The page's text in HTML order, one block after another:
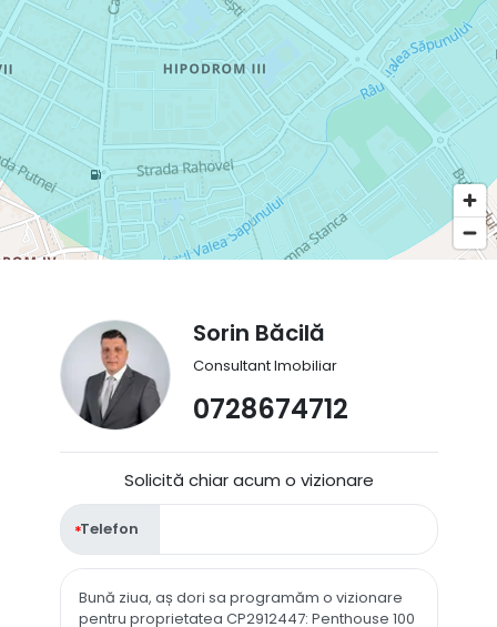
Sorin Băcilă
Consultant Imobiliar
0728674712
Solicită chiar acum o vizionare
Telefon